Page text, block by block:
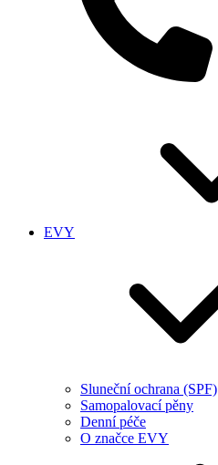
EVY
Sluneční ochrana (SPF)
Samopalovací pěny
Denní péče
O značce EVY